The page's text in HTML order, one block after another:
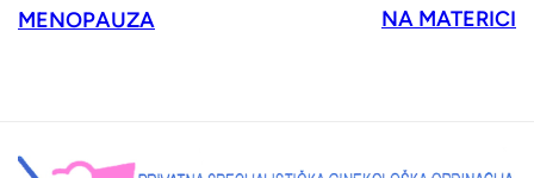
MENOPAUZA
NA MATERICI